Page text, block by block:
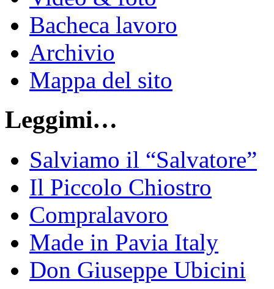
Bacheca lavoro
Archivio
Mappa del sito
Leggimi…
Salviamo il “Salvatore”
Il Piccolo Chiostro
Compralavoro
Made in Pavia Italy
Don Giuseppe Ubicini